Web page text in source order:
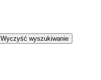
Wyczyść wyszukiwanie